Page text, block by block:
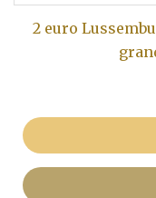
2 euro